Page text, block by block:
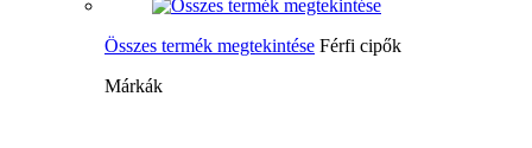
Összes termék megtekintése Férfi cipők
Márkák